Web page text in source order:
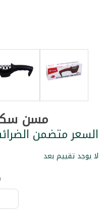
مسن
السعر متضمن الضرائب
لا يوجد تقييم بعد